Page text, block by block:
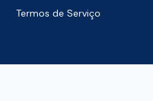
Termos de Serviço